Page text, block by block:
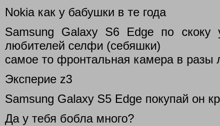
Nokia как у бабушки в те года
Samsung Galaxy S6 Edge по
любителей селфи (себяшки)
самое то фронтальная камера в разы
Эксперие z3
Samsung Galaxy S5 Edge покупай он
Да у тебя бобла много?